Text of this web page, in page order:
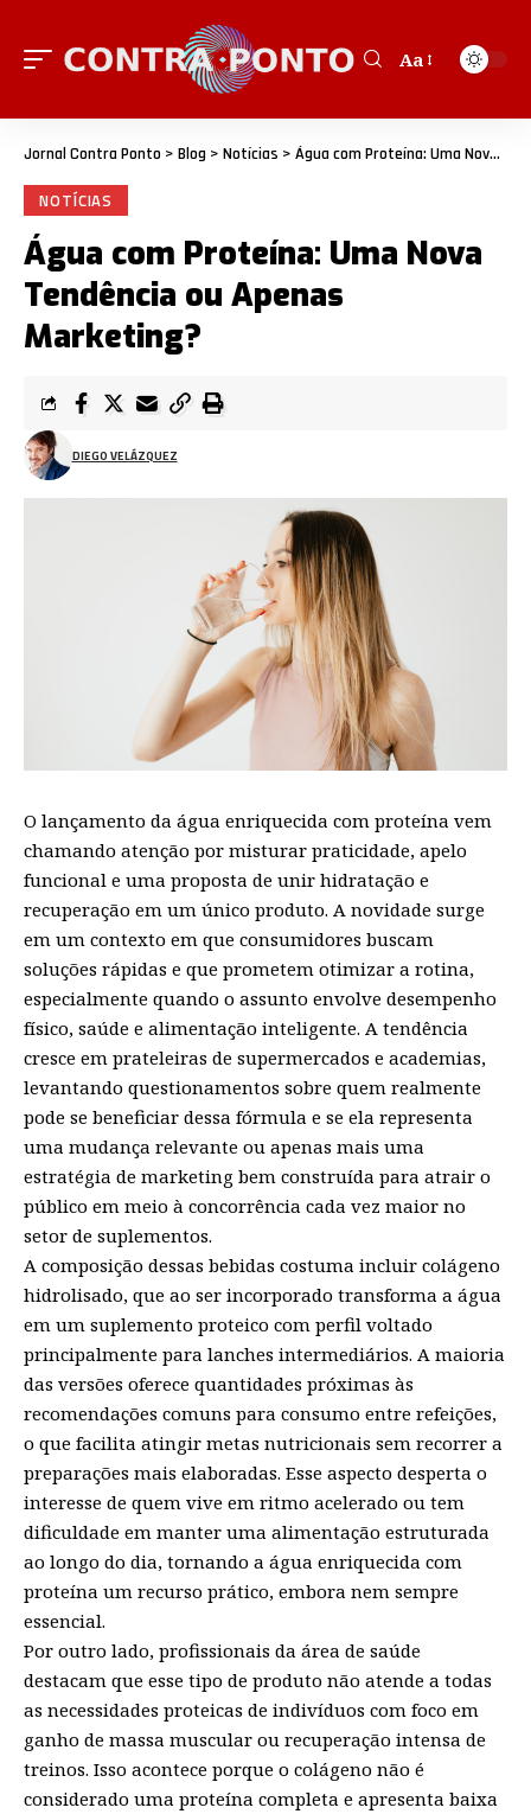
Aa
Jornal Contra Ponto > Blog > Notícias > Água com Proteína: Uma Nova Tendência ou Apenas Marketing?
NOTÍCIAS
Água com Proteína: Uma Nova
Tendência ou Apenas
Marketing?
DIEGO VELÁZQUEZ
O lançamento da água enriquecida com proteína vem
chamando atenção por misturar praticidade, apelo
funcional e uma proposta de unir hidratação e
recuperação em um único produto. A novidade surge
em um contexto em que consumidores buscam
soluções rápidas e que prometem otimizar a rotina,
especialmente quando o assunto envolve desempenho
físico, saúde e alimentação inteligente. A tendência
cresce em prateleiras de supermercados e academias,
levantando questionamentos sobre quem realmente
pode se beneficiar dessa fórmula e se ela representa
uma mudança relevante ou apenas mais uma
estratégia de marketing bem construída para atrair o
público em meio à concorrência cada vez maior no
setor de suplementos.
A composição dessas bebidas costuma incluir colágeno
hidrolisado, que ao ser incorporado transforma a água
em um suplemento proteico com perfil voltado
principalmente para lanches intermediários. A maioria
das versões oferece quantidades próximas às
recomendações comuns para consumo entre refeições,
o que facilita atingir metas nutricionais sem recorrer a
preparações mais elaboradas. Esse aspecto desperta o
interesse de quem vive em ritmo acelerado ou tem
dificuldade em manter uma alimentação estruturada
ao longo do dia, tornando a água enriquecida com
proteína um recurso prático, embora nem sempre
essencial.
Por outro lado, profissionais da área de saúde
destacam que esse tipo de produto não atende a todas
as necessidades proteicas de indivíduos com foco em
ganho de massa muscular ou recuperação intensa de
treinos. Isso acontece porque o colágeno não é
considerado uma proteína completa e apresenta baixa